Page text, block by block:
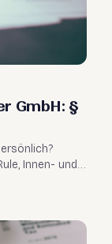
GmbH: §
Innen- und
kompakt